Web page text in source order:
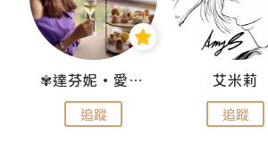
✾達芬妮•愛孩子•愛生活✾
追蹤
艾米莉
追蹤